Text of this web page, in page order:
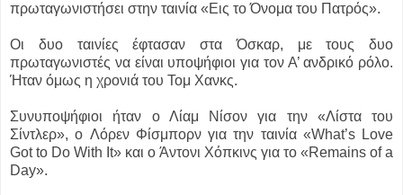
πρωταγωνιστήσει στην ταινία «Εις το Όνομα του Πατρός».
Οι δυο ταινίες έφτασαν στα Όσκαρ, με τους δυο
πρωταγωνιστές να είναι υποψήφιοι για τον Α’ ανδρικό ρόλο.
Ήταν όμως η χρονιά του Τομ Χανκς.
Συνυποψήφιοι ήταν ο Λίαμ Νίσον για την «Λίστα του
Σίντλερ», o Λόρεν Φίσμπορν για την ταινία «What’s Love
Got to Do With It» και ο Άντονι Χόπκινς για το «Remains of a
Day».